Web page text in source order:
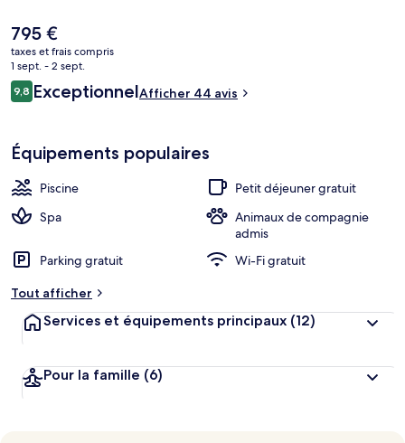
Fromagerie, un des 5 restaurants, sert des spécialités Cuisine locale
et est ouvert pour le dîner. Cet hôtel de luxe abrite en outre 2
piscines extérieures, une piscine couverte et un bar en bord de
piscine.
Le
prix
actuel
est
de
795 €
taxes et frais compris
1 sept. - 2 sept.
Avis
voyageurs
9,89,8 sur 10
ExceptionnelAfficher 44 avis
Équipements populaires
Piscine
Petit déjeuner gratuit
Spa
Animaux de compagnie
admis
Parking gratuit
Wi-Fi gratuit
Tout afficher
Services et équipements principaux (12)
Pour la famille (6)